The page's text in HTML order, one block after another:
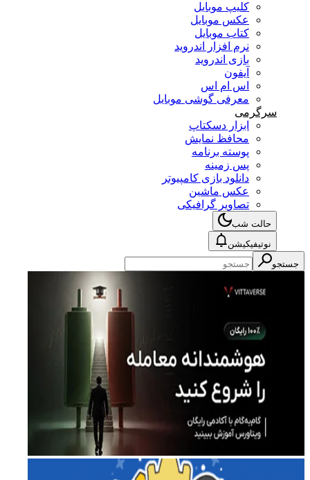
کلیپ موبایل
عکس موبایل
کتاب موبایل
نرم افزار اندروید
بازی اندروید
آیفون
اس ام اس
معرفی گوشی موبایل
سرگرمی
ابزار دسکتاپ
محافظ نمایش
پوسته برنامه
پس زمینه
دانلود بازی کامپیوتر
عکس ماشین
تصاویر گرافیکی
حالت شب
نوتیفیکیشن
جستجو